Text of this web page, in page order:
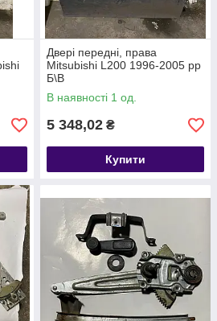
Двері передні, права
Mitsubishi L200 1996-2005 рр
Б\В
В наявності 1 од.
5 348,02 ₴
Купити